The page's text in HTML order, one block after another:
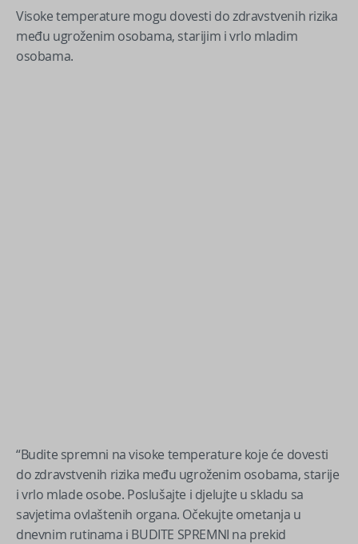
Visoke temperature mogu dovesti do zdravstvenih rizika
među ugroženim osobama, starijim i vrlo mladim
osobama.
“Budite spremni na visoke temperature koje će dovesti
do zdravstvenih rizika među ugroženim osobama, starije
i vrlo mlade osobe. Poslušajte i djelujte u skladu sa
savjetima ovlaštenih organa. Očekujte ometanja u
dnevnim rutinama i BUDITE SPREMNI na prekid